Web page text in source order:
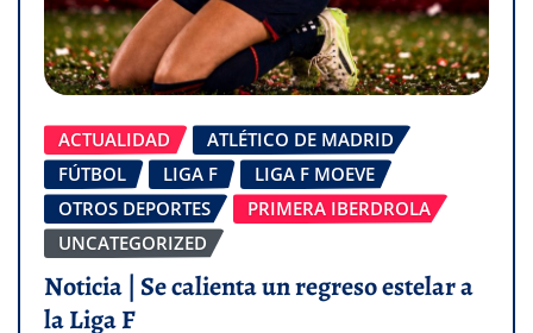
ACTUALIDAD
ATLÉTICO DE MADRID
FÚTBOL
LIGA F
LIGA F MOEVE
OTROS DEPORTES
PRIMERA IBERDROLA
UNCATEGORIZED
Noticia | Se calienta un regreso estelar a
la Liga F